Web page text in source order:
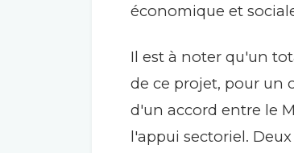
économique et
Il est à noter qu'un
de ce projet, pour un
d'un accord entre le
l'appui sectoriel.